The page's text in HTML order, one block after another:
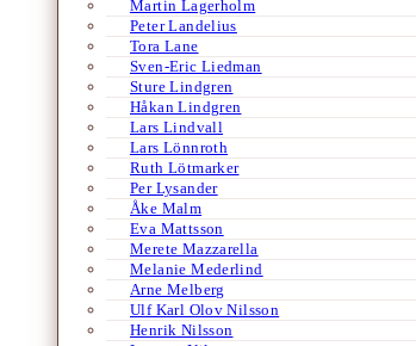
Martin Lagerholm
Peter Landelius
Tora Lane
Sven-Eric Liedman
Sture Lindgren
Håkan Lindgren
Lars Lindvall
Lars Lönnroth
Ruth Lötmarker
Per Lysander
Åke Malm
Eva Mattsson
Merete Mazzarella
Melanie Mederlind
Arne Melberg
Ulf Karl Olov Nilsson
Henrik Nilsson